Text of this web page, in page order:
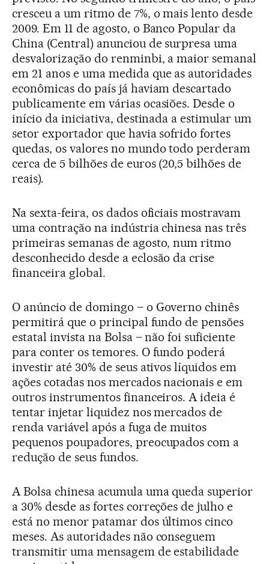
cresceu a um ritmo de 7%, o mais lento desde
2009. Em 11 de agosto, o Banco Popular da
China (Central) anunciou de surpresa uma
desvalorização do renminbi, a maior semanal
em 21 anos e uma medida que as autoridades
econômicas do país já haviam descartado
publicamente em várias ocasiões. Desde o
início da iniciativa, destinada a estimular um
setor exportador que havia sofrido fortes
quedas, os valores no mundo todo perderam
cerca de 5 bilhões de euros (20,5 bilhões de
reais).
Na sexta-feira, os dados oficiais mostravam
uma contração na indústria chinesa nas três
primeiras semanas de agosto, num ritmo
desconhecido desde a eclosão da crise
financeira global.
O anúncio de domingo – o Governo chinês
permitirá que o principal fundo de pensões
estatal invista na Bolsa – não foi suficiente
para conter os temores. O fundo poderá
investir até 30% de seus ativos líquidos em
ações cotadas nos mercados nacionais e em
outros instrumentos financeiros. A ideia é
tentar injetar liquidez nos mercados de
renda variável após a fuga de muitos
pequenos poupadores, preocupados com a
redução de seus fundos.
A Bolsa chinesa acumula uma queda superior
a 30% desde as fortes correções de julho e
está no menor patamar dos últimos cinco
meses. As autoridades não conseguem
transmitir uma mensagem de estabilidade